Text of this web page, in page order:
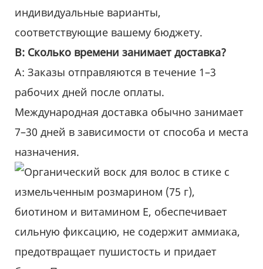
индивидуальные варианты,
соответствующие вашему бюджету.
В: Сколько времени занимает доставка?
A: Заказы отправляются в течение 1–3
рабочих дней после оплаты.
Международная доставка обычно занимает
7–30 дней в зависимости от способа и места
назначения.